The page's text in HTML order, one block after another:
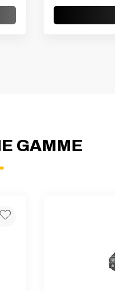
GAMME